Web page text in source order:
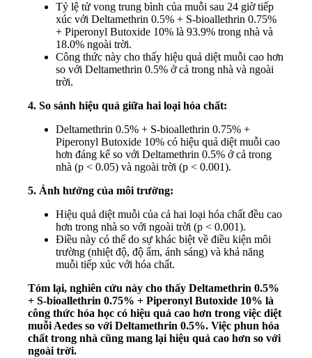
Tỷ lệ tử vong trung bình của muỗi sau 24 giờ tiếp
xúc với Deltamethrin 0.5% + S-bioallethrin 0.75%
+ Piperonyl Butoxide 10% là 93.9% trong nhà và
18.0% ngoài trời.
Công thức này cho thấy hiệu quả diệt muỗi cao hơn
so với Deltamethrin 0.5% ở cả trong nhà và ngoài
trời.
4. So sánh hiệu quả giữa hai loại hóa chất:
Deltamethrin 0.5% + S-bioallethrin 0.75% +
Piperonyl Butoxide 10% có hiệu quả diệt muỗi cao
hơn đáng kể so với Deltamethrin 0.5% ở cả trong
nhà (p < 0.05) và ngoài trời (p < 0.001).
5. Ảnh hưởng của môi trường:
Hiệu quả diệt muỗi của cả hai loại hóa chất đều cao
hơn trong nhà so với ngoài trời (p < 0.001).
Điều này có thể do sự khác biệt về điều kiện môi
trường (nhiệt độ, độ ẩm, ánh sáng) và khả năng
muỗi tiếp xúc với hóa chất.
Tóm lại, nghiên cứu này cho thấy Deltamethrin 0.5%
+ S-bioallethrin 0.75% + Piperonyl Butoxide 10% là
công thức hóa học có hiệu quả cao hơn trong việc diệt
muỗi Aedes so với Deltamethrin 0.5%. Việc phun hóa
chất trong nhà cũng mang lại hiệu quả cao hơn so với
ngoài trời.